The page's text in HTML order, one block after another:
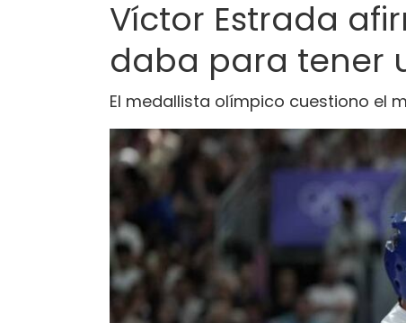
Víctor Estrada
daba para tener
El medallista olímpico cuestiono el